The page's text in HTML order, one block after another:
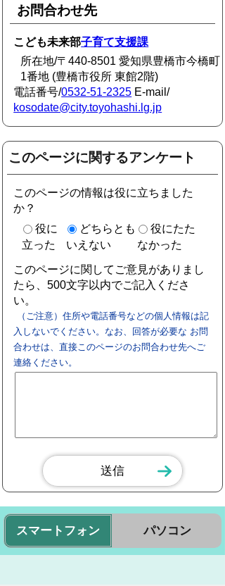
お問合わせ先
こども未来部子育て支援課
所在地/〒440-8501 愛知県豊橋市今橋町
1番地 (豊橋市役所 東館2階)
電話番号/0532-51-2325 E-mail/
kosodate@city.toyohashi.lg.jp
このページに関するアンケート
このページの情報は役に立ちました
か？
役に
立った
どちらとも
いえない
役にたた
なかった
このページに関してご意見がありまし
たら、500文字以内でご記入くださ
い。
（ご注意）住所や電話番号などの個人情報は記
入しないでください。なお、回答が必要な お問
合わせは、直接このページのお問合わせ先へご
連絡ください。
スマートフォン パソコン